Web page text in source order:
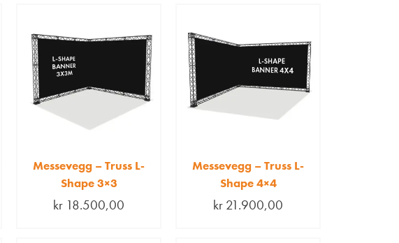
Messevegg – Truss L-
Shape 3×3
kr 18.500,00
Messevegg – Truss L-
Shape 4×4
kr 21.900,00